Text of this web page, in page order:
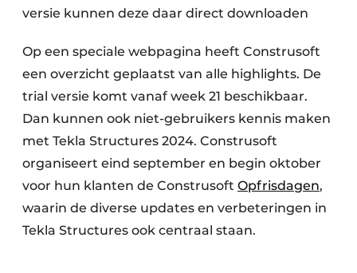
versie kunnen deze daar direct downloaden
Op een speciale webpagina heeft Construsoft
een overzicht geplaatst van alle highlights. De
trial versie komt vanaf week 21 beschikbaar.
Dan kunnen ook niet-gebruikers kennis maken
met Tekla Structures 2024. Construsoft
organiseert eind september en begin oktober
voor hun klanten de Construsoft Opfrisdagen,
waarin de diverse updates en verbeteringen in
Tekla Structures ook centraal staan.